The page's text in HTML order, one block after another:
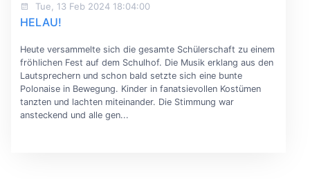
Tue, 13 Feb 2024 18:04:00
HELAU!
Heute versammelte sich die gesamte Schülerschaft zu einem
fröhlichen Fest auf dem Schulhof. Die Musik erklang aus den
Lautsprechern und schon bald setzte sich eine bunte
Polonaise in Bewegung. Kinder in fanatsievollen Kostümen
tanzten und lachten miteinander. Die Stimmung war
ansteckend und alle gen...